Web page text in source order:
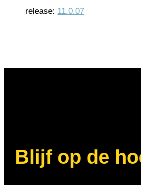
release: 11.0.07
Blijf op de